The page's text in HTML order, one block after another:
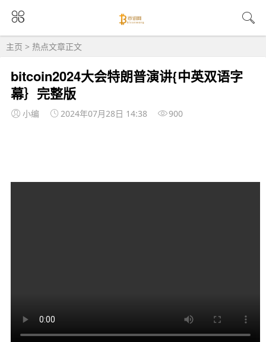
主页 > 热点文章正文
bitcoin2024大会特朗普演讲{中英双语字
幕｝完整版
小编 2024年07月28日 14:38 900